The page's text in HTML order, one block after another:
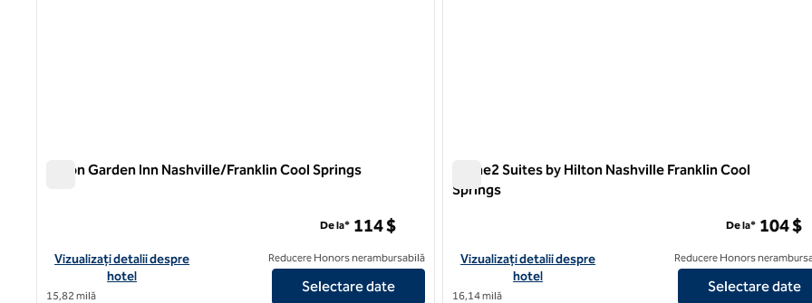
Hilton Garden Inn Nashville/Franklin Cool Springs
Vizualizați detaliile hotelului pentru Hilton Garden Inn Nashville/Franklin Cool Springs
Vizualizați detalii despre
hotel
15,82 milă
De la* 114 $
Reducere Honors nerambursabilă
Selectare date
Home2 Suites by Hilton Nashville Franklin Cool
Springs
Vizualizați detaliile hotelului pentru Home2 Suites by Hilton
Vizualizați detalii despre
hotel
16,14 milă
De la* 104 $
Reducere Honors
Selectare date